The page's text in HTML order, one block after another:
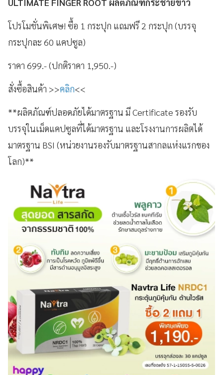
ULTIMATE FINGER ROOT ผลิตภัณฑ์กระชายขาว
โปรโมชั่นพิเศษ! ซื้อ 1 กระปุก แถมฟรี 2 กระปุก (บรรจุ
กระปุกละ 60 แคปซูล)
ราคา 699.- (ปกติราคา 1,950.-)
สั่งซื้อสินค้า >>คลิก<<
**ผลิตภัณฑ์ปลอดภัยได้มาตรฐาน มี Certificate รองรับ
บรรจุในเม็ดแคปซูลที่ได้มาตรฐาน และโรงงานการผลิตได้
มาตรฐาน BSI (หน่วยงานรองรับมาตรฐานสากลแห่งแรกของ
โลก)**